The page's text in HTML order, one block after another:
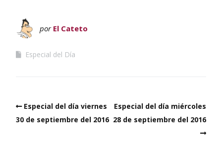
por El Cateto
Especial del Día
Especial del día viernes
30 de septiembre del 2016
Especial del día miércoles
28 de septiembre del 2016